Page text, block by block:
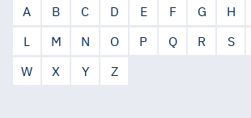
A B C D E F G H
L
M N O P Q R S
W
X Y Z